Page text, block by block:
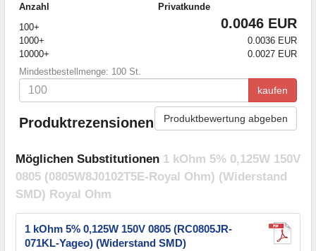
Anzahl
Privatkunde
100+
0.0046 EUR
1000+
0.0036 EUR
10000+
0.0027 EUR
Mindestbestellmenge: 100 St.
kaufen
Produktrezensionen Produktbewertung abgeben
Möglichen Substitutionen 1 kOhm 5% 0,125W 150V
0805 (0805W8J0102T5E-Royal Ohm) (Widerstand
SMD) Royal Ohm
1 kOhm 5% 0,125W 150V 0805 (RC0805JR-
071KL-Yageo) (Widerstand SMD)